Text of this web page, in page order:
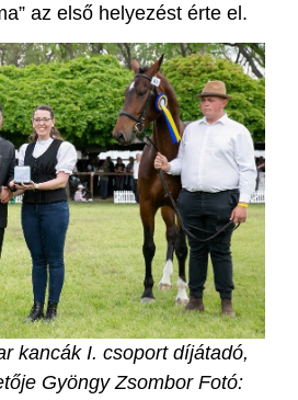
az első helyezést érte el.
kancák I. csoport díjátadó,
Gyöngy Zsombor Fotó: